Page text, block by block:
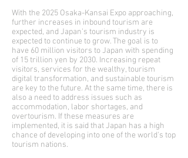
With the 2025 Osaka-Kansai Expo approaching,
further increases in inbound tourism are
expected, and Japan's tourism industry is
expected to continue to grow. The goal is to
have 60 million visitors to Japan with spending
of 15 trillion yen by 2030. Increasing repeat
visitors, services for the wealthy, tourism
digital transformation, and sustainable tourism
are key to the future. At the same time, there is
also a need to address issues such as
accommodation, labor shortages, and
overtourism. If these measures are
implemented, it is said that Japan has a high
chance of developing into one of the world's top
tourism nations.